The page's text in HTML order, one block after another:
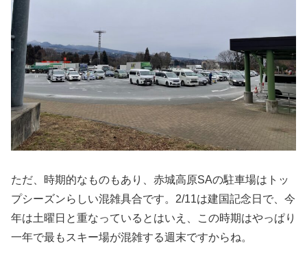
ただ、時期的なものもあり、赤城高原SAの駐車場はトッ
プシーズンらしい混雑具合です。2/11は建国記念日で、今
年は土曜日と重なっているとはいえ、この時期はやっぱり
一年で最もスキー場が混雑する週末ですからね。